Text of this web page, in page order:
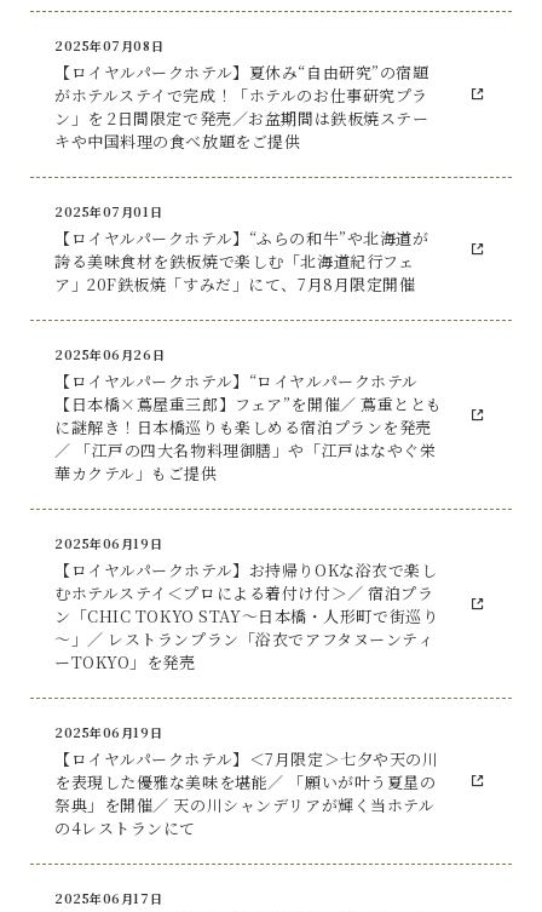
2025年07月08日
【ロイヤルパークホテル】夏休み“自由研究”の宿題
がホテルステイで完成！「ホテルのお仕事研究プラ
ン」を 2日間限定で発売／お盆期間は鉄板焼ステー
キや中国料理の食べ放題をご提供
2025年07月01日
【ロイヤルパークホテル】“ふらの和牛”や北海道が
誇る美味食材を鉄板焼で楽しむ「北海道紀行フェ
ア」20F鉄板焼「すみだ」にて、7月8月限定開催
2025年06月26日
【ロイヤルパークホテル】“ロイヤルパークホテル
【日本橋×蔦屋重三郎】フェア”を開催／ 蔦重ととも
に謎解き！日本橋巡りも楽しめる宿泊プランを発売
／ 「江戸の四大名物料理御膳」や「江戸はなやぐ栄
華カクテル」もご提供
2025年06月19日
【ロイヤルパークホテル】お持帰りOKな浴衣で楽し
むホテルステイ＜プロによる着付け付＞／ 宿泊プラ
ン「CHIC TOKYO STAY～日本橋・人形町で街巡り
～」／ レストランプラン「浴衣でアフタヌーンティ
ーTOKYO」を発売
2025年06月19日
【ロイヤルパークホテル】＜7月限定＞七夕や天の川
を表現した優雅な美味を堪能／ 「願いが叶う夏星の
祭典」を開催／ 天の川シャンデリアが輝く当ホテル
の4レストランにて
2025年06月17日